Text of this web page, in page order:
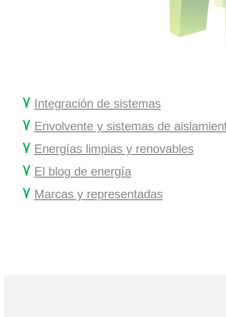
۷ Integración de sistemas
۷ Envolvente y sistemas de
۷ Energías limpias y renovables
۷ El blog de energía
۷ Marcas y representadas